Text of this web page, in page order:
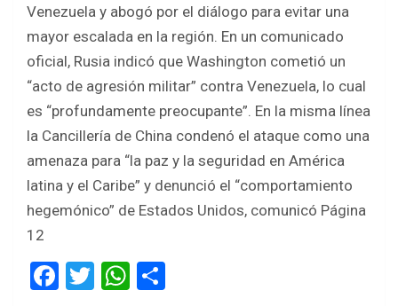
Venezuela y abogó por el diálogo para evitar una
mayor escalada en la región. En un comunicado
oficial, Rusia indicó que Washington cometió un
“acto de agresión militar” contra Venezuela, lo cual
es “profundamente preocupante”. En la misma línea
la Cancillería de China condenó el ataque como una
amenaza para “la paz y la seguridad en América
latina y el Caribe” y denunció el “comportamiento
hegemónico” de Estados Unidos, comunicó Página
12
F
T
W